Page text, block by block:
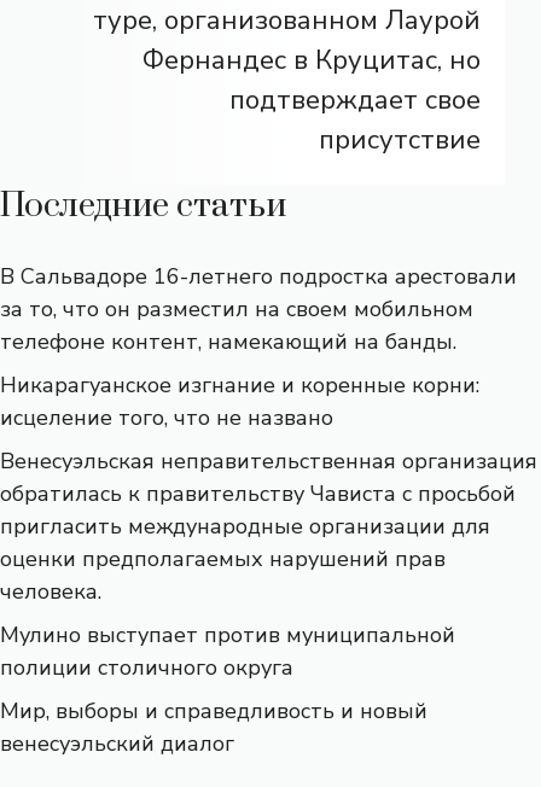
туре, организованном Лаурой
Фернандес в Круцитас, но
подтверждает свое
присутствие
Последние статьи
В Сальвадоре 16-летнего подростка арестовали
за то, что он разместил на своем мобильном
телефоне контент, намекающий на банды.
Никарагуанское изгнание и коренные корни:
исцеление того, что не названо
Венесуэльская неправительственная организация
обратилась к правительству Чависта с просьбой
пригласить международные организации для
оценки предполагаемых нарушений прав
человека.
Мулино выступает против муниципальной
полиции столичного округа
Мир, выборы и справедливость и новый
венесуэльский диалог